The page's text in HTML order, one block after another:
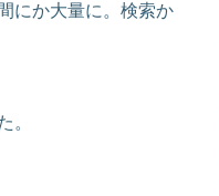
にか大量に。検索か
。